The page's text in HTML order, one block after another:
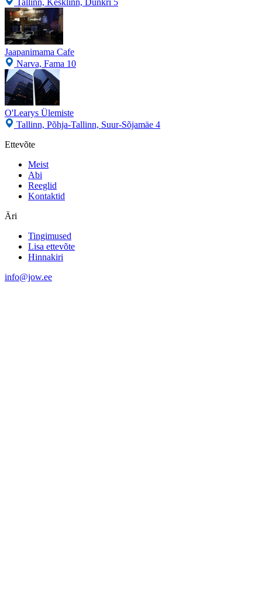
Tallinn, Kesklinn, Dunkri 5
Jaapanimama Cafe
Narva, Fama 10
O'Learys Ülemiste
Tallinn, Põhja-Tallinn, Suur-Sõjamäe 4
Ettevõte
Meist
Abi
Reeglid
Kontaktid
Äri
Tingimused
Lisa ettevõte
Hinnakiri
info@jow.ee